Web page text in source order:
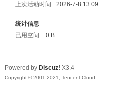
窝
上次活动时间
2026-7-8 13:09
统计信息
已用空间
0 B
Powered by Discuz! X3.4
Copyright © 2001-2021, Tencent Cloud.